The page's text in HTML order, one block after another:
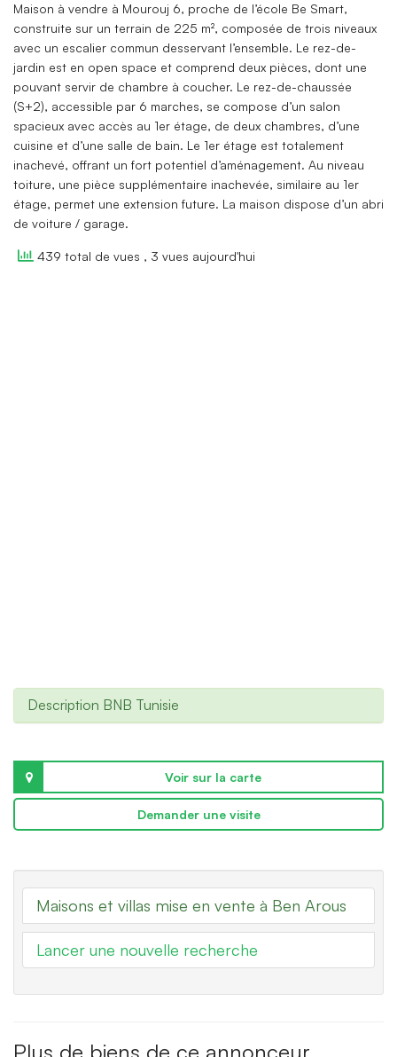
Maison à vendre à Mourouj 6, proche de l’école Be Smart,
construite sur un terrain de 225 m², composée de trois niveaux
avec un escalier commun desservant l’ensemble. Le rez-de-
jardin est en open space et comprend deux pièces, dont une
pouvant servir de chambre à coucher. Le rez-de-chaussée
(S+2), accessible par 6 marches, se compose d’un salon
spacieux avec accès au 1er étage, de deux chambres, d’une
cuisine et d’une salle de bain. Le 1er étage est totalement
inachevé, offrant un fort potentiel d’aménagement. Au niveau
toiture, une pièce supplémentaire inachevée, similaire au 1er
étage, permet une extension future. La maison dispose d’un abri
de voiture / garage.
439 total de vues , 3 vues aujourd'hui
Description BNB Tunisie
Voir sur la carte
Demander une visite
Maisons et villas mise en vente à Ben Arous
Lancer une nouvelle recherche
Plus de biens de ce annonceur